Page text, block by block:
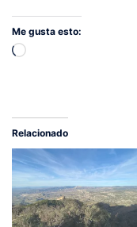
Me gusta esto:
Cargando...
Relacionado